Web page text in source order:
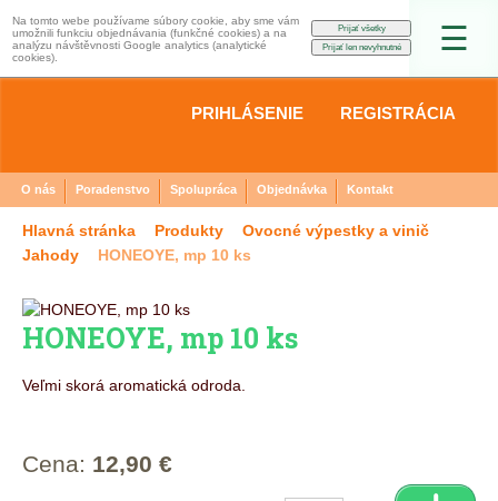
Na tomto webe používame súbory cookie, aby sme vám
umožnili funkciu objednávania (funkčné cookies) a na
analýzu návštěvnosti Google analytics (analytické
cookies).
☰
O nás Poradenstvo Spolupráca Objednávka Kontakt
PRIHLÁSENIE REGISTRÁCIA
Hlavná stránka Produkty
Ovocné výpestky a vinič
Jahody
HONEOYE, mp 10 ks
HONEOYE, mp 10 ks
Veľmi skorá aromatická odroda.
Cena: 12,90 €